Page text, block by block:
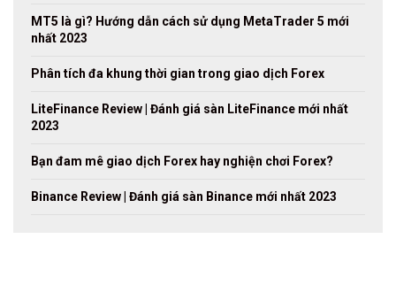
MT5 là gì? Hướng dẫn cách sử dụng MetaTrader 5 mới
nhất 2023
Phân tích đa khung thời gian trong giao dịch Forex
LiteFinance Review | Đánh giá sàn LiteFinance mới nhất
2023
Bạn đam mê giao dịch Forex hay nghiện chơi Forex?
Binance Review | Đánh giá sàn Binance mới nhất 2023